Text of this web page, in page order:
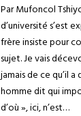
Par Mufoncol
d’université s’est
frère insiste pour
sujet. Je vais
jamais de ce qu’il a
homme dit qui
d’où », ici, n’est…